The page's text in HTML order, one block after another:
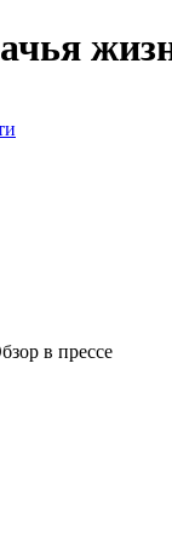
в прессе